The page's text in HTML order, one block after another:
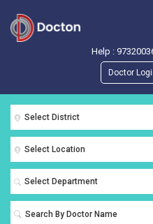
Help :
Doctor
Select District
Select Location
Select Department